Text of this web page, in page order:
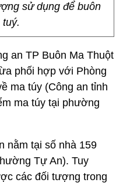
sử dụng để buôn
an TP Buôn Ma Thuột
phối hợp với Phòng
ma túy (Công an tỉnh
ma túy tại phường
nằm tại số nhà 159
Tự An). Tuy
các đối tượng trong